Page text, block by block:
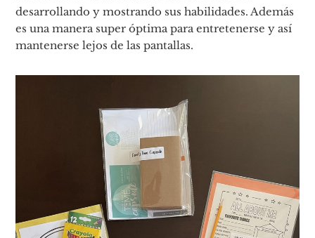
desarrollando y mostrando sus habilidades. Además
es una manera super óptima para entretenerse y así
mantenerse lejos de las pantallas.